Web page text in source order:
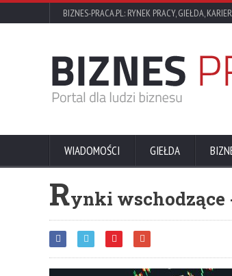
BIZNES-PRACA.PL: RYNEK PRACY, GIEŁDA,
WIADOMOŚCI GIEŁDA
Rynki wschodzące